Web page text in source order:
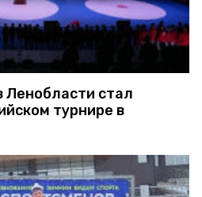
стал
турнире в